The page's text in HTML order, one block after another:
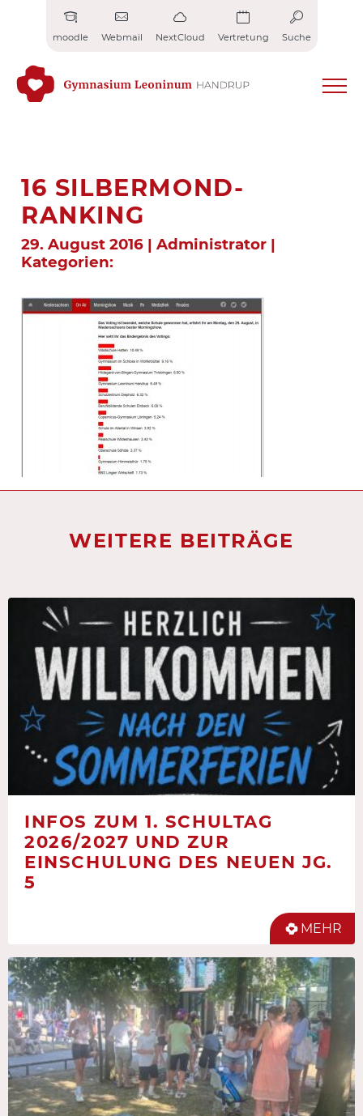
moodle Webmail NextCloud Vertretung Suche
16 SILBERMOND-
RANKING
29. August 2016 | Administrator |
Kategorien:
WEITERE BEITRÄGE
INFOS ZUM 1. SCHULTAG
2026/2027 UND ZUR
EINSCHULUNG DES NEUEN JG.
5
MEHR